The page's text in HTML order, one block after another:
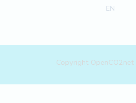
EN
Copyright